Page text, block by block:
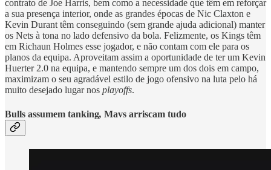
contrato de Joe Harris, bem como a necessidade que têm em reforçar
a sua presença interior, onde as grandes épocas de Nic Claxton e
Kevin Durant têm conseguindo (sem grande ajuda adicional) manter
os Nets à tona no lado defensivo da bola. Felizmente, os Kings têm
em Richaun Holmes esse jogador, e não contam com ele para os
planos da equipa. Aproveitam assim a oportunidade de ter um Kevin
Huerter 2.0 na equipa, e mantendo sempre um dos dois em campo,
maximizam o seu agradável estilo de jogo ofensivo na luta pelo há
muito desejado lugar nos playoffs.
Bulls assumem tanking, Mavs arriscam tudo